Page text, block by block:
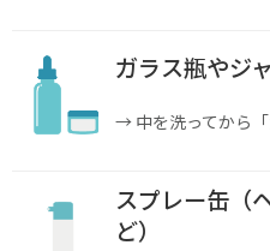
ガラス瓶やジ
→ 中を洗ってから「
スプレー缶（
ど）